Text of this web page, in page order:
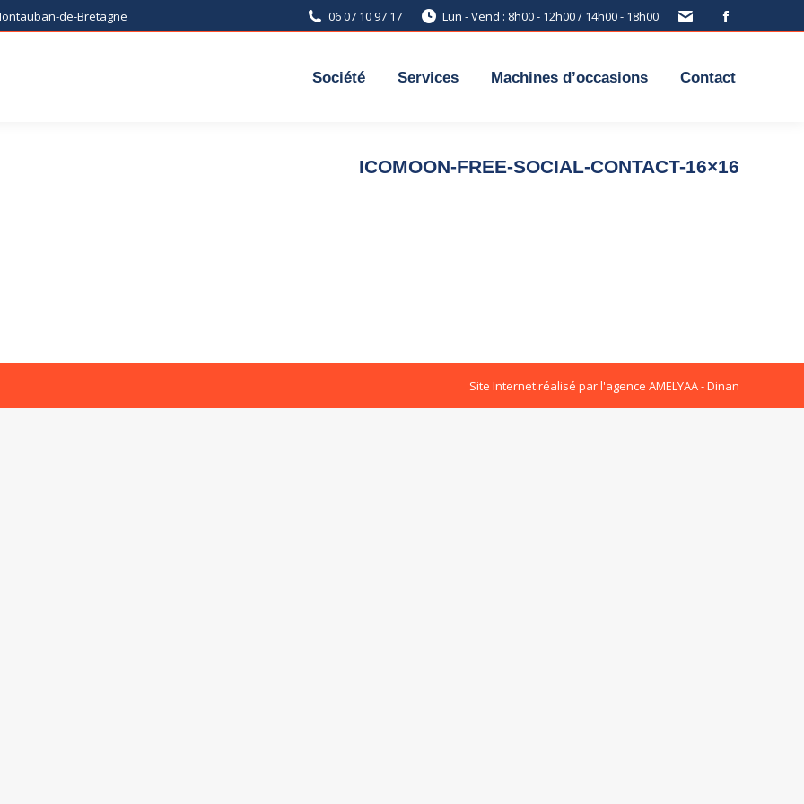
de-Bretagne 06 07 10 97 17 Lun - Vend : 8h00 - 12h00 / 14h00 - 18h00
Société Services Machines d’occasions Contact
ICOMOON-FREE-SOCIAL-CONTACT-16×16
Site Internet réalisé par l'agence AMELYAA - Dinan